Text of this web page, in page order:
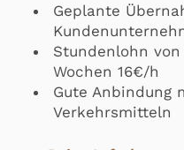
Geplante
Stundenlohn
Wochen 16€/h
Gute Anbindung
Verkehrsmitteln